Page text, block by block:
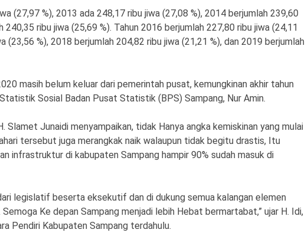
(27,97 %), 2013 ada 248,17 ribu jiwa (27,08 %), 2014 berjumlah 239,60
240,35 ribu jiwa (25,69 %). Tahun 2016 berjumlah 227,80 ribu jiwa (24,11
(23,56 %), 2018 berjumlah 204,82 ribu jiwa (21,21 %), dan 2019 berjumlah
masih belum keluar dari pemerintah pusat, kemungkinan akhir tahun
Sosial Badan Pusat Statistik (BPS) Sampang, Nur Amin.
Slamet Junaidi menyampaikan, tidak Hanya angka kemiskinan yang mulai
tersebut juga merangkak naik walaupun tidak begitu drastis, Itu
infrastruktur di kabupaten Sampang hampir 90% sudah masuk di
legislatif beserta eksekutif dan di dukung semua kalangan elemen
Ke depan Sampang menjadi lebih Hebat bermartabat,” ujar H. Idi,
Pendiri Kabupaten Sampang terdahulu.